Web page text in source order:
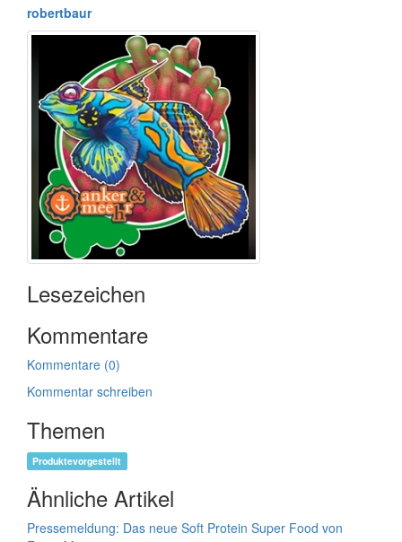
robertbaur
Lesezeichen
Kommentare
Kommentare (0)
Kommentar schreiben
Themen
Produktevorgestellt
Ähnliche Artikel
Pressemeldung: Das neue Soft Protein Super Food von